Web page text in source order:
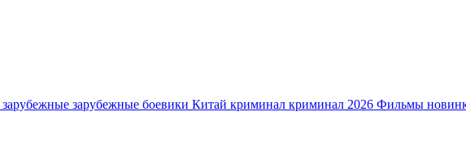
зарубежные зарубежные боевики Китай криминал криминал 2026 Фильмы